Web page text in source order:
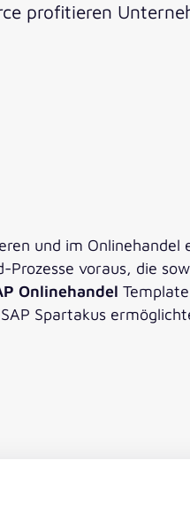
profitieren
und im Onlinehandel
voraus, die
Onlinehandel Template
Spartakus